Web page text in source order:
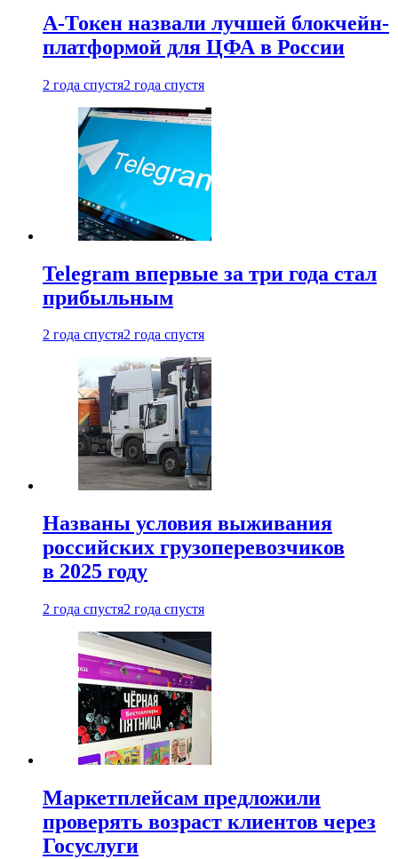
А-Токен назвали лучшей блокчейн-
платформой для ЦФА в России
2 года спустя2 года спустя
Telegram впервые за три года стал
прибыльным
2 года спустя2 года спустя
Названы условия выживания
российских грузоперевозчиков
в 2025 году
2 года спустя2 года спустя
Маркетплейсам предложили
проверять возраст клиентов через
Госуслуги